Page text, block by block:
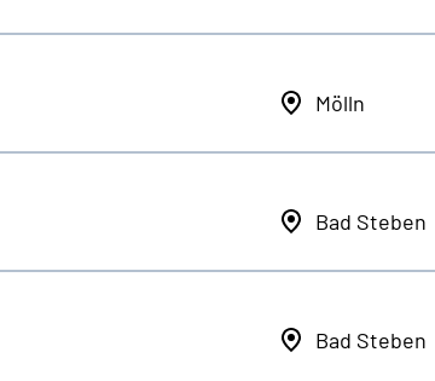
Mölln
Bad Steben
Bad Steben